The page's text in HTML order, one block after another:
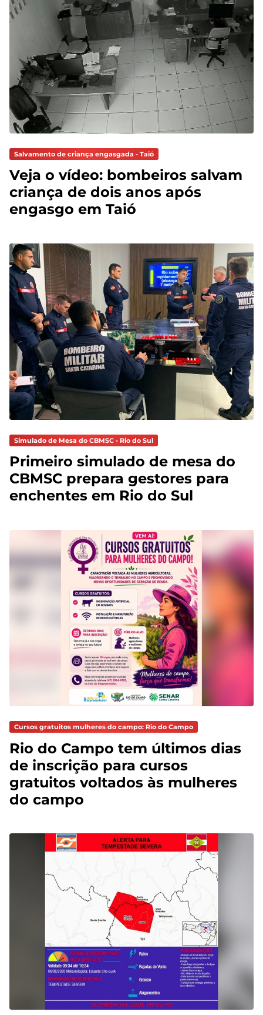
Salvamento de criança engasgada - Taió
Veja o vídeo: bombeiros salvam
criança de dois anos após
engasgo em Taió
Simulado de Mesa do CBMSC - Rio do Sul
Primeiro simulado de mesa do
CBMSC prepara gestores para
enchentes em Rio do Sul
Cursos gratuitos mulheres do campo: Rio do Campo
Rio do Campo tem últimos dias
de inscrição para cursos
gratuitos voltados às mulheres
do campo